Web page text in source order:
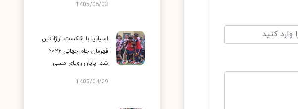
1405/05/03
اسپانیا با شکست آرژانتین
قهرمان جام جهانی ۲۰۲۶
شد؛ پایان رویای مسی
1405/04/29